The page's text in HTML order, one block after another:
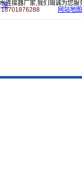
连接器厂家,我们竭诚为您服
网站地图